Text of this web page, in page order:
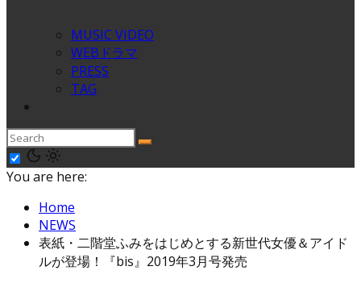
MUSIC VIDEO
WEBドラマ
PRESS
TAG
You are here:
Home
NEWS
表紙・二階堂ふみをはじめとする新世代女優＆アイド
ルが登場！『bis』2019年3月号発売